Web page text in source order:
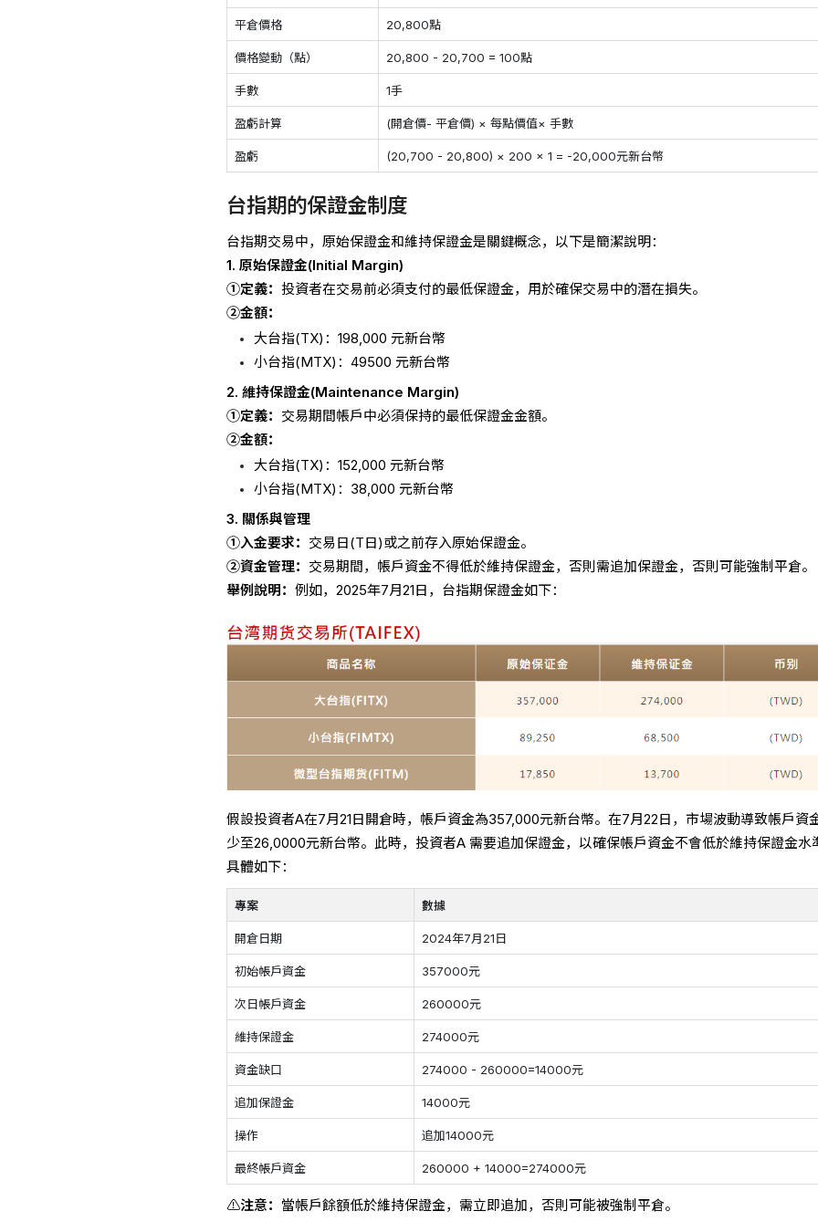
平倉價格 20,800點
價格變動（點） 20,800 - 20,700 = 100點
手數 1手
盈虧計算 (開倉價- 平倉價) × 每點價值× 手數
盈虧 (20,700 - 20,800) × 200 × 1 = -20,000元新台幣
台指期的保證金制度
台指期交易中，原始保證金和維持保證金是關鍵概念，以下是簡潔說明：
1. 原始保證金(Initial Margin)
①定義：投資者在交易前必須支付的最低保證金，用於確保交易中的潛在損失。
②金額：
大台指(TX)：198,000 元新台幣
小台指(MTX)：49500 元新台幣
2. 維持保證金(Maintenance Margin)
①定義： 交易期間帳戶中必須保持的最低保證金金額。
②金額：
大台指(TX)：152,000 元新台幣
小台指(MTX)：38,000 元新台幣
3. 關係與管理
①入金要求： 交易日(T日)或之前存入原始保證金。
②資金管理： 交易期間，帳戶資金不得低於維持保證金，否則需追加保證金，否則可能強制平倉。
舉例說明：例如，2025年7月21日，台指期保證金如下：
假設投資者A在7月21日開倉時，帳戶資金為357,000元新台幣。在7月22日，市場波動導致帳戶資
少至26,0000元新台幣。此時，投資者A 需要追加保證金，以確保帳戶資金不會低於維持保證金水
具體如下：
專案 數據
開倉日期 2024年7月21日
初始帳戶資金 357000元
次日帳戶資金 260000元
維持保證金 274000元
資金缺口 274000 - 260000=14000元
追加保證金 14000元
操作 追加14000元
最終帳戶資金 260000 + 14000=274000元
⚠️注意： 當帳戶餘額低於維持保證金，需立即追加，否則可能被強制平倉。